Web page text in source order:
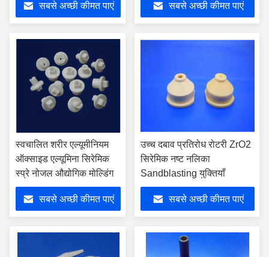
सबसे अच्छी कीमत पाएं
सबसे अच्छी कीमत पाएं
स्वचालित शरीर एल्यूमीनियम
ऑक्साइड एल्यूमिना सिरेमिक
स्प्रे नोजल औद्योगिक मोल्डिंग
सबसे अच्छी कीमत पाएं
उच्च दबाव प्रतिरोध रोटरी ZrO2
सिरेमिक नष्ट नलिका
Sandblasting युक्तियाँ
सबसे अच्छी कीमत पाएं